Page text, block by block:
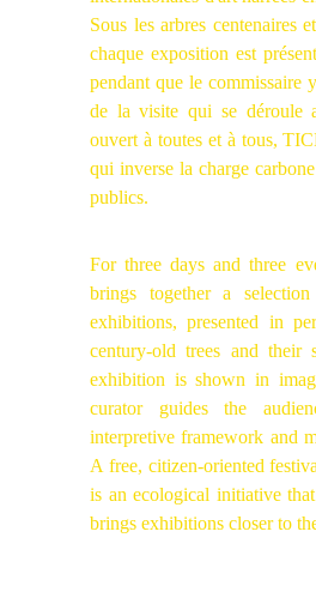
Sous les arbres centenaires
chaque exposition est
pendant que le commissaire
de la visite qui se déroule
ouvert à toutes et à tous,
qui inverse la charge
publics.
For three days and three
brings together a
exhibitions, presented in
century-old trees and their
exhibition is shown in
curator guides the
interpretive framework and
A free, citizen-oriented
is an ecological initiative
brings exhibitions closer to